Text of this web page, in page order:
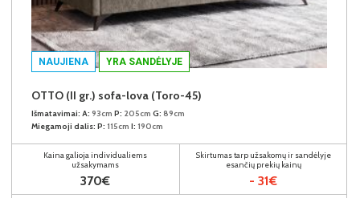
NAUJIENA YRA SANDĖLYJE
OTTO (II gr.) sofa-lova (Toro-45)
Išmatavimai: A: 93cm P: 205cm G: 89cm
Miegamoji dalis: P: 115cm I: 190cm
Kaina galioja individualiems
užsakymams
370€
Skirtumas tarp užsakomų ir sandėlyje
esančių prekių kainų
- 31€